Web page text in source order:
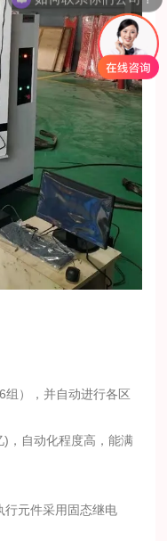
组），并自动进行各区
，自动化程度高，能满
行元件采用固态继电